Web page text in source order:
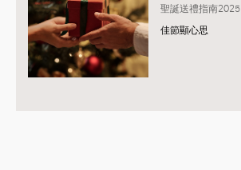
聖誕送禮指南2025
佳節顯心思